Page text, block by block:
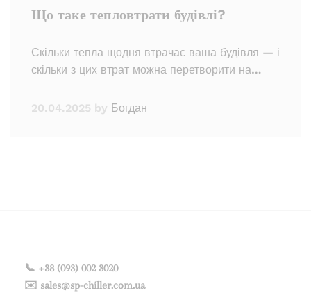
Що таке тепловтрати будівлі?
Скільки тепла щодня втрачає ваша будівля — і
скільки з цих втрат можна перетворити на…
20.04.2025 by Богдан
📞 +38 (093) 002 3020
✉️ sales@sp-chiller.com.ua